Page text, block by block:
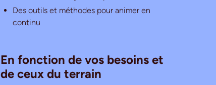
Des outils et méthodes pour animer en
continu
En fonction de vos besoins et
de ceux du terrain